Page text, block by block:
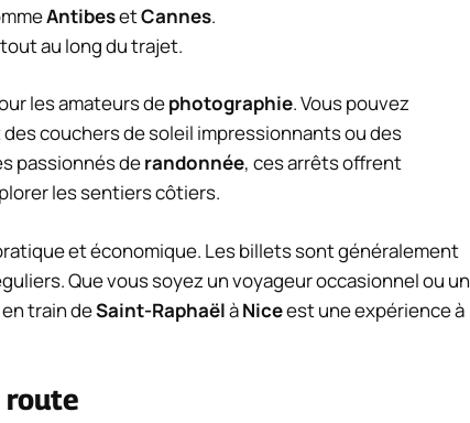
AntibesetCannes.
tout au long du trajet.
les amateurs dephotographie. Vous pouvez
couchers de soleil impressionnants ou des
passionnés derandonnée, ces arrêts offrent
les sentiers côtiers.
et économique. Les billets sont généralement
Que vous soyez un voyageur occasionnel ou un
train deSaint-RaphaëlàNiceest une expérience à
route